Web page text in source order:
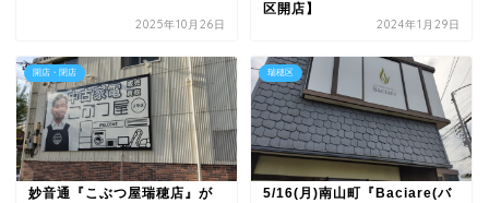
2025年10月26日
区開店】
2024年1月29日
開店・閉店
妙音通『こぶつ屋瑞穂店』が
瑞穂区
5/16(月)南山町『Baciare(バ